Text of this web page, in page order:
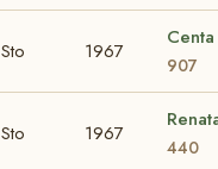
Sto 1967
Centa
907
Sto 1967
440